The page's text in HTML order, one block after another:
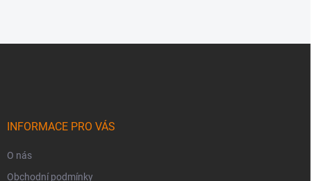
INFORMACE PRO VÁS
O nás
Obchodní podmínky